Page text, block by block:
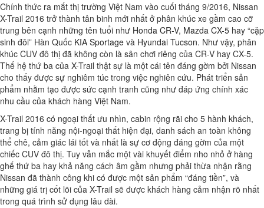
Chính thức ra mắt thị trường Việt Nam vào cuối tháng 9/2016, Nissan
X-Trail 2016 trở thành tân binh mới nhất ở phân khúc xe gầm cao cỡ
trung bên cạnh những tên tuổi như Honda CR-V, Mazda CX-5 hay “cặp
sinh đôi” Hàn Quốc KIA Sportage và Hyundai Tucson. Như vậy, phân
khúc CUV đô thị đã không còn là sân chơi riêng của CR-V hay CX-5.
Thế hệ thứ ba của X-Trail thật sự là một cái tên đáng gờm bởi Nissan
cho thấy được sự nghiêm túc trong việc nghiên cứu. Phát triển sản
phẩm nhằm tạo được sức cạnh tranh cũng như đáp ứng chính xác
nhu cầu của khách hàng Việt Nam.
X-Trail 2016 có ngoại thất ưu nhìn, cabin rộng rãi cho 5 hành khách,
trang bị tính năng nội-ngoại thất hiện đại, danh sách an toàn không
thể chê, cảm giác lái tốt và nhất là sự cơ động đáng gờm của một
chiếc CUV đô thị. Tuy vẫn mắc một vài khuyết điểm nho nhỏ ở hàng
ghế thứ ba hay khả năng cách âm gầm nhưng phải thừa nhận rằng
Nissan đã thành công khi có được một sản phẩm “đáng tiền”, và
những giá trị cốt lõi của X-Trail sẽ được khách hàng cảm nhận rõ nhất
trong quá trình sử dụng lâu dài.